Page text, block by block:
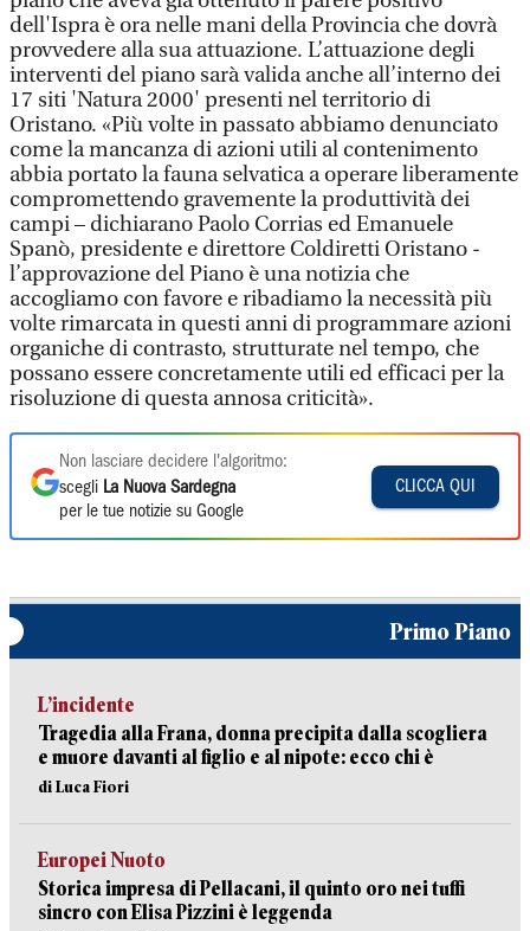
dell'Ispra è ora nelle mani della Provincia che dovrà
provvedere alla sua attuazione. L’attuazione degli
interventi del piano sarà valida anche all’interno dei
17 siti 'Natura 2000' presenti nel territorio di
Oristano. «Più volte in passato abbiamo denunciato
come la mancanza di azioni utili al contenimento
abbia portato la fauna selvatica a operare liberamente
compromettendo gravemente la produttività dei
campi – dichiarano Paolo Corrias ed Emanuele
Spanò, presidente e direttore Coldiretti Oristano -
l’approvazione del Piano è una notizia che
accogliamo con favore e ribadiamo la necessità più
volte rimarcata in questi anni di programmare azioni
organiche di contrasto, strutturate nel tempo, che
possano essere concretamente utili ed efficaci per la
risoluzione di questa annosa criticità».
Non lasciare decidere l'algoritmo:
scegli La Nuova Sardegna
per le tue notizie su Google
CLICCA QUI
Primo Piano
L’incidente
Tragedia alla Frana, donna precipita dalla scogliera
e muore davanti al figlio e al nipote: ecco chi è
di Luca Fiori
Europei Nuoto
Storica impresa di Pellacani, il quinto oro nei tuffi
sincro con Elisa Pizzini è leggenda